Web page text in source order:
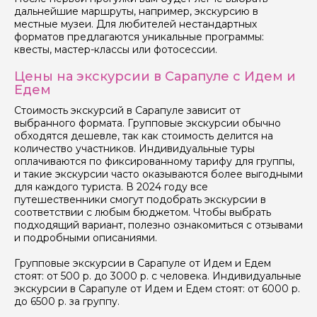
дальнейшие маршруты, например, экскурсию в
местные музеи. Для любителей нестандартных
форматов предлагаются уникальные программы:
квесты, мастер-классы или фотосессии.
Цены на экскурсии в Сарапуле с Идем и
Едем
Стоимость экскурсий в Сарапуле зависит от
выбранного формата. Групповые экскурсии обычно
обходятся дешевле, так как стоимость делится на
количество участников. Индивидуальные туры
оплачиваются по фиксированному тарифу для группы,
и такие экскурсии часто оказываются более выгодными
для каждого туриста. В 2024 году все
путешественники смогут подобрать экскурсии в
соответствии с любым бюджетом. Чтобы выбрать
подходящий вариант, полезно ознакомиться с отзывами
и подробными описаниями.
Групповые экскурсии в Сарапуле от Идем и Едем
стоят: от 500 р. до 3000 р. с человека. Индивидуальные
экскурсии в Сарапуле от Идем и Едем стоят: от 6000 р.
до 6500 р. за группу.